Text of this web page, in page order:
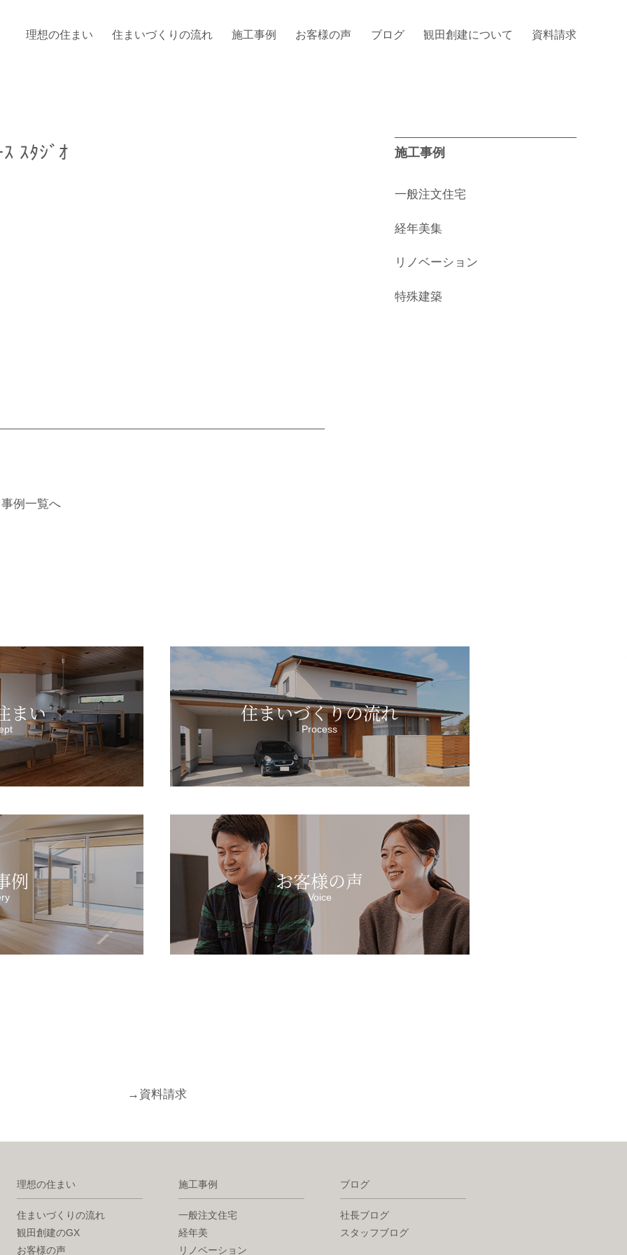
理想の住まい 住まいづくりの流れ 施工事例 お客様の声 ブログ 観田創建について 資料請求
ｽﾀｼﾞｵ
事例一覧へ
施工事例
一般注文住宅
経年美集
リノベーション
特殊建築
まい 住まいづくりの流れ
Process
例 お客様の声
Voice
→ 資料請求
理想の住まい
住まいづくりの流れ
観田創建のGX
お客様の声
施工事例
一般注文住宅
経年美
リノベーション
ブログ
社長ブログ
スタッフブログ